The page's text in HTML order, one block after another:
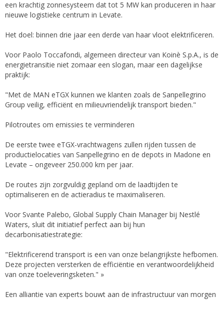
een krachtig zonnesysteem dat tot 5 MW kan produceren in haar
nieuwe logistieke centrum in Levate.
Het doel: binnen drie jaar een derde van haar vloot elektrificeren.
Voor Paolo Toccafondi, algemeen directeur van Koinè S.p.A., is de
energietransitie niet zomaar een slogan, maar een dagelijkse
praktijk:
"Met de MAN eTGX kunnen we klanten zoals de Sanpellegrino
Group veilig, efficiënt en milieuvriendelijk transport bieden."
Pilotroutes om emissies te verminderen
De eerste twee eTGX-vrachtwagens zullen rijden tussen de
productielocaties van Sanpellegrino en de depots in Madone en
Levate – ongeveer 250.000 km per jaar.
De routes zijn zorgvuldig gepland om de laadtijden te
optimaliseren en de actieradius te maximaliseren.
Voor Svante Palebo, Global Supply Chain Manager bij Nestlé
Waters, sluit dit initiatief perfect aan bij hun
decarbonisatiestrategie:
"Elektrificerend transport is een van onze belangrijkste hefbomen.
Deze projecten versterken de efficiëntie en verantwoordelijkheid
van onze toeleveringsketen." »
Een alliantie van experts bouwt aan de infrastructuur van morgen